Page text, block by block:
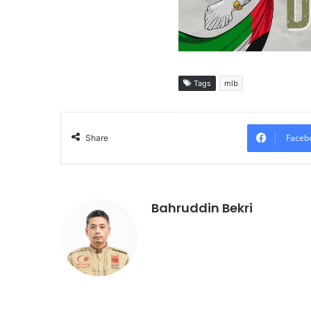
Tags mlb
Share
Bahruddin Bekri